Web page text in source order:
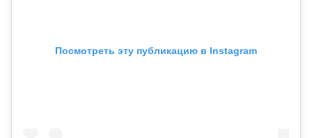
Посмотреть эту публикацию в Instagram